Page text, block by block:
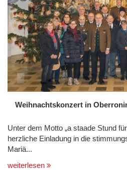
Weihnachtskonzert in
Unter dem Motto „a staade Stund
herzliche Einladung in die
Mariä...
weiterlesen